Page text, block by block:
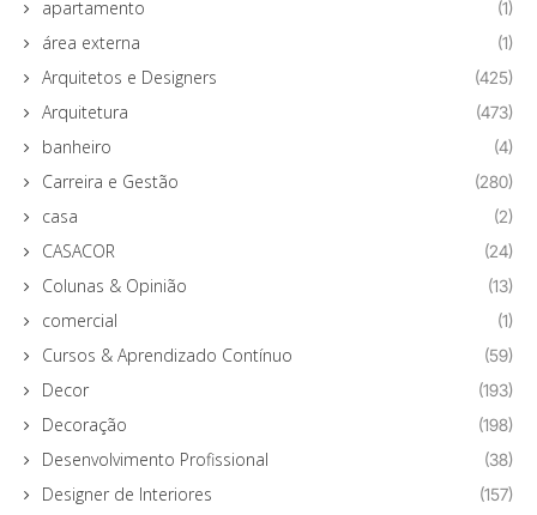
apartamento (1)
área externa (1)
Arquitetos e Designers (425)
Arquitetura (473)
banheiro (4)
Carreira e Gestão (280)
casa (2)
CASACOR (24)
Colunas & Opinião (13)
comercial (1)
Cursos & Aprendizado Contínuo (59)
Decor (193)
Decoração (198)
Desenvolvimento Profissional (38)
Designer de Interiores (157)